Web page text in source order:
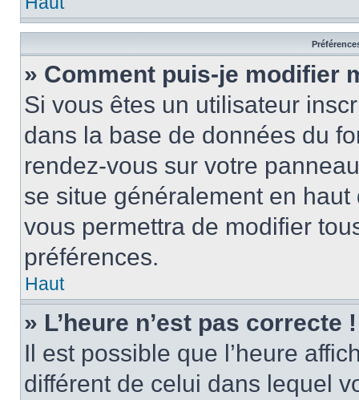
» Comment puis-je modifier
Si vous êtes un utilisateur
dans la base de données du
rendez-vous sur votre
se situe généralement en
vous permettra de modifier
préférences.
Haut
» L’heure n’est pas correcte !
Il est possible que l’heure
différent de celui dans lequel